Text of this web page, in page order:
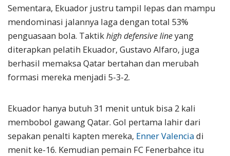
Sementara, Ekuador justru tampil lepas dan mampu
mendominasi jalannya laga dengan total 53%
penguasaan bola. Taktikhigh defensive lineyang
diterapkan pelatih Ekuador, Gustavo Alfaro, juga
berhasil memaksa Qatar bertahan dan merubah
formasi mereka menjadi 5-3-2.
Ekuador hanya butuh 31 menit untuk bisa 2 kali
membobol gawang Qatar. Gol pertama lahir dari
sepakan penalti kapten mereka, Enner Valenciadi
menit ke-16. Kemudian pemain FC Fenerbahce itu